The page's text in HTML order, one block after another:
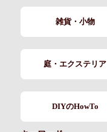
雑貨・小物
庭・エクステリア
DIYのHowTo